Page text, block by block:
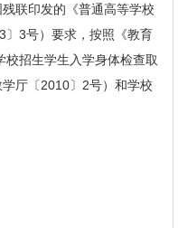
联印发的《普通高等学校
〕3号）要求，按照《教育
招生学生入学身体检查取
厅〔2010〕2号）和学校